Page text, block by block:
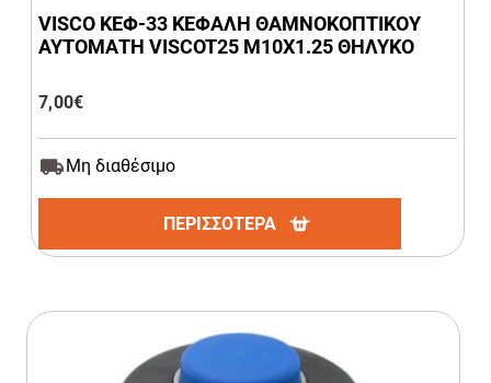
VISCO ΚΕΦ-33 ΚΕΦΑΛΗ ΘΑΜΝΟΚΟΠΤΙΚΟΥ
ΑΥΤΟΜΑΤΗ VISCOT25 Μ10X1.25 ΘΗΛΥΚΟ
7,00€
Μη διαθέσιμο
ΠΕΡΙΣΣΟΤΕΡΑ